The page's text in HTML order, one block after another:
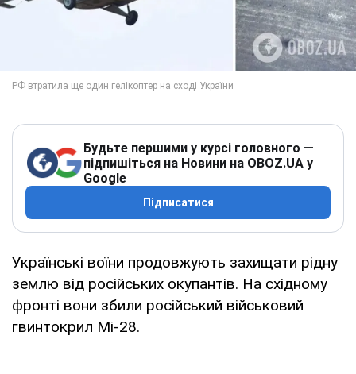
Будьте першими у курсі головного —
підпишіться на Новини на OBOZ.UA у
Google
Підписатися
Українські воїни продовжують захищати рідну
землю від російських окупантів. На східному
фронті вони збили російський військовий
гвинтокрил Мі-28.